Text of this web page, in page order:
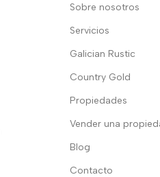
Sobre nosotros
Servicios
Galician Rustic
Country Gold
Propiedades
Vender una
Blog
Contacto